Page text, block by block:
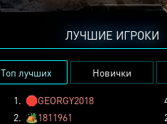
ЛУЧШИЕ ИГРОКИ
Топ лучших Новички
1. 🛑GEORGY2018
2. 🏕️1811961